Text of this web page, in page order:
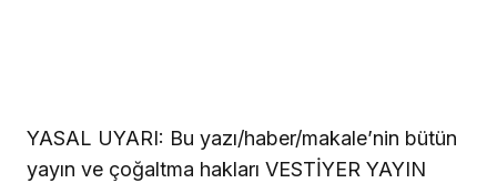
YASAL UYARI: Bu yazı/haber/makale’nin bütün
yayın ve çoğaltma hakları VESTİYER YAYIN